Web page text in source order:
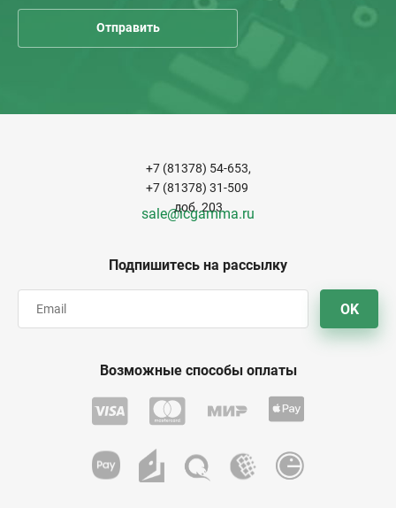
Подпишитесь на рассылку
OK
+7 (81378) 54-653,
+7 (81378) 31-509
доб. 203
sale@icgamma.ru
Возможные способы оплаты